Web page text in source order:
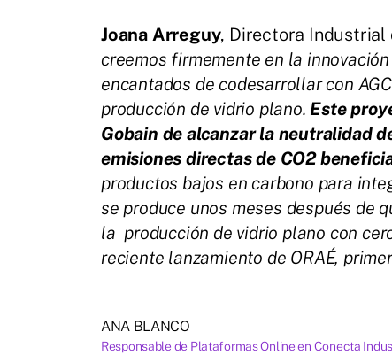
Joana Arreguy, Directora Industrial
creemos firmemente en la
encantados de codesarrollar con
producción de vidrio plano. Este
Gobain de alcanzar la neutralidad
emisiones directas de CO2
productos bajos en carbono para
se produce unos meses después de
la producción de vidrio plano con
reciente lanzamiento de ORAÉ,
ANA BLANCO
Responsable de Plataformas Online en Conecta